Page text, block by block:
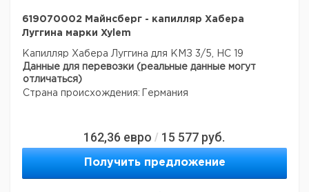
619070002 Майнсберг - капилляр Хабера
Луггина марки Xylem
Капилляр Хабера Луггина для КМЗ 3/5, НС 19
Данные для перевозки (реальные данные могут
отличаться)
Страна происхождения:
Германия
162,36 евро / 15 577 руб.
Получить предложение